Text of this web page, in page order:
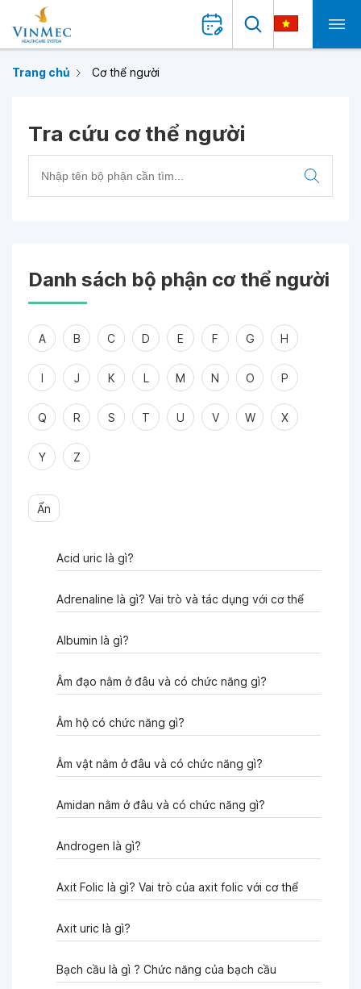
Trang chủ Cơ thể người
Tra cứu cơ thể người
Danh sách bộ phận cơ thể người
A B C D E F G H
I J K L M N O P
Q R S T U V W X
Y Z
Ẩn
Acid uric là gì?
Adrenaline là gì? Vai trò và tác dụng với cơ thể
Albumin là gì?
Âm đạo nằm ở đâu và có chức năng gì?
Âm hộ có chức năng gì?
Âm vật nằm ở đâu và có chức năng gì?
Amidan nằm ở đâu và có chức năng gì?
Androgen là gì?
Axit Folic là gì? Vai trò của axit folic với cơ thể
Axit uric là gì?
Bạch cầu là gì ? Chức năng của bạch cầu